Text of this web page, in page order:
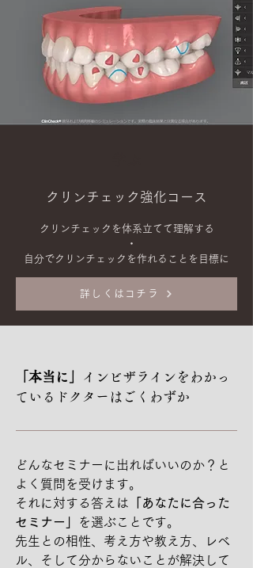
クリンチェック強化コース
クリンチェックを体系立てて理解する
・
​自分でクリンチェックを作れることを目標に
詳しくはコチラ
​「本当に」
インビザラインをわかっ
ているドクターはごくわずか
どんなセミナーに出ればいいのか？と
よく質問を受けます。
それに対する答えは 「あなたに合った
セミナー」
を選ぶことです。
先生との相性、考え方や教え方、レベ
ル、そして分からないことが解決して